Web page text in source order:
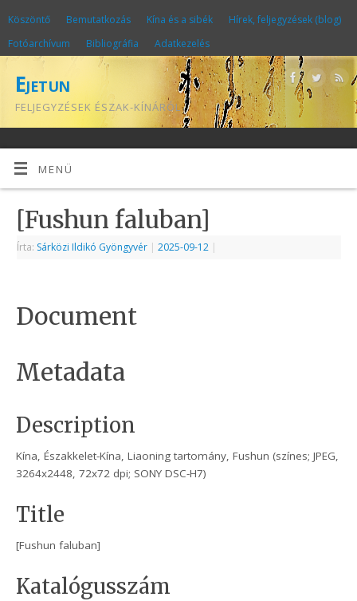
Köszöntő Bemutatkozás Kína és a sibék
Hírek, feljegyzések (blog)
Fotóarchívum
Bibliográfia Adatkezelés
Ejetun
FELJEGYZÉSEK ÉSZAK-KÍNÁRÓL
MENÜ
[Fushun faluban]
Írta: Sárközi Ildikó Gyöngyvér | 2025-09-12 |
Document
Metadata
Description
Kína, Északkelet-Kína, Liaoning tartomány, Fushun (színes; JPEG,
3264x2448, 72x72 dpi; SONY DSC-H7)
Title
[Fushun faluban]
Katalógusszám